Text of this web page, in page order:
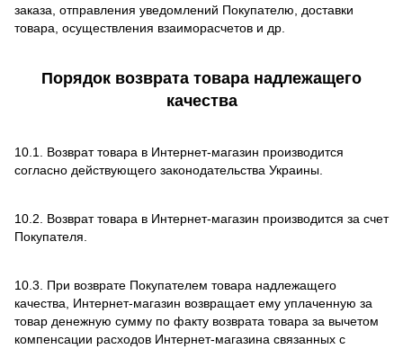
заказа, отправления уведомлений Покупателю, доставки
товара, осуществления взаиморасчетов и др.
Порядок возврата товара надлежащего
качества
10.1. Возврат товара в Интернет-магазин производится
согласно действующего законодательства Украины.
10.2. Возврат товара в Интернет-магазин производится за счет
Покупателя.
10.3. При возврате Покупателем товара надлежащего
качества, Интернет-магазин возвращает ему уплаченную за
товар денежную сумму по факту возврата товара за вычетом
компенсации расходов Интернет-магазина связанных с